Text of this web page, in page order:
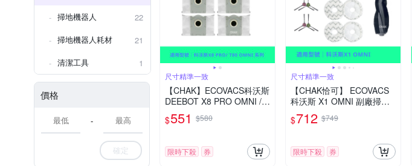
掃地機器人
22
掃地機器人耗材
21
清潔工具
1
價格
-
確定
尺寸精準一致
【CHAK】ECOVACS科沃斯
DEEBOT X8 PRO OMNI / T
80 OMNI 副廠掃拖機配件超
值組(集塵袋6入組)
$551 $580
限時下殺 券
尺寸精準一致
【CHAK恰可】 ECOVACS
科沃斯 X1 OMNI 副廠掃地
機配件超值組 (主刷×1 邊刷
×3 濾網×4 拖布×2)
$712 $749
限時下殺 券